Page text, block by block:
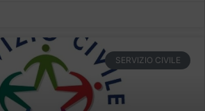
SERVIZIO CIVILE